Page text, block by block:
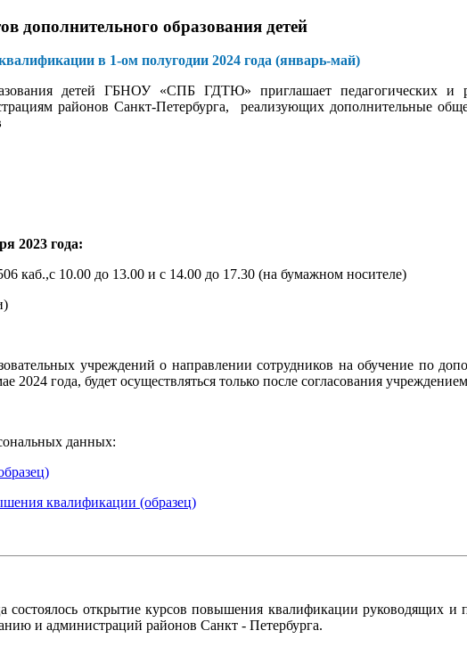
дополнительного образования детей
в 1-ом полугодии 2024 года (январь-май)
детей ГБНОУ «СПБ ГДТЮ» приглашает педагогических и
районов Санкт-Петербурга, реализующих дополнительные
2023 года:
каб.,с 10.00 до 13.00 и с 14.00 до 17.30 (на бумажном носителе)
учреждений о направлении сотрудников на обучение по
года, будет осуществляться только после согласования
данных:
квалификации (образец)
открытие курсов повышения квалификации руководящих и
и администраций районов Санкт - Петербурга.